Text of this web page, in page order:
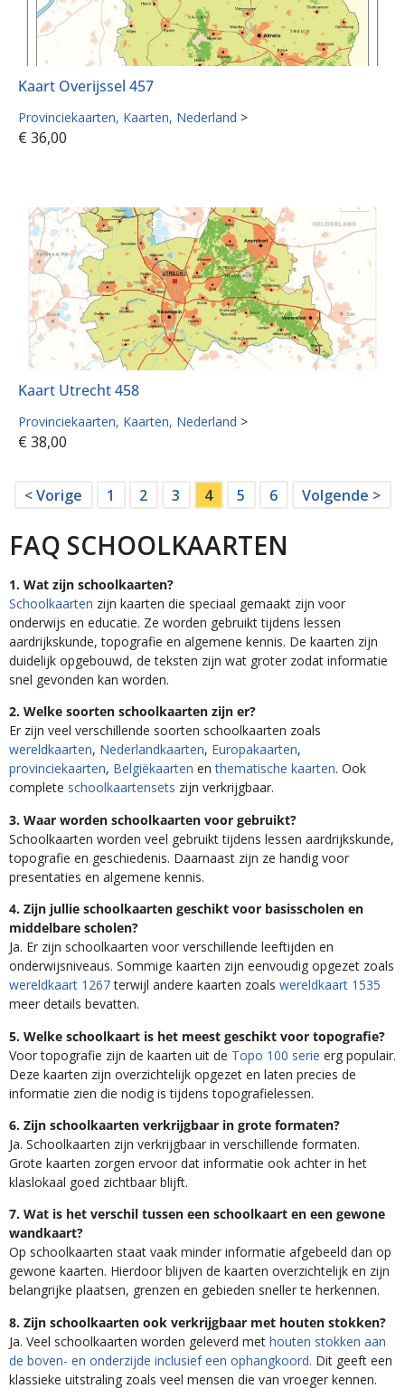
Kaart Overijssel 457
Provinciekaarten Kaarten Nederland >
€ 36,00
Kaart Utrecht 458
Provinciekaarten Kaarten Nederland >
€ 38,00
< Vorige 1 2 3 4 5 6 Volgende >
FAQ SCHOOLKAARTEN
1. Wat zijn schoolkaarten?
Schoolkaarten zijn kaarten die speciaal gemaakt zijn voor
onderwijs en educatie. Ze worden gebruikt tijdens lessen
aardrijkskunde, topografie en algemene kennis. De kaarten zijn
duidelijk opgebouwd, de teksten zijn wat groter zodat informatie
snel gevonden kan worden.
2. Welke soorten schoolkaarten zijn er?
Er zijn veel verschillende soorten schoolkaarten zoals
wereldkaarten, Nederlandkaarten, Europakaarten,
provinciekaarten, Belgiëkaarten enthematische kaarten. Ook
complete schoolkaartensets zijn verkrijgbaar.
3. Waar worden schoolkaarten voor gebruikt?
Schoolkaarten worden veel gebruikt tijdens lessen aardrijkskunde,
topografie en geschiedenis. Daarnaast zijn ze handig voor
presentaties en algemene kennis.
4. Zijn jullie schoolkaarten geschikt voor basisscholen en
middelbare scholen?
Ja. Er zijn schoolkaarten voor verschillende leeftijden en
onderwijsniveaus. Sommige kaarten zijn eenvoudig opgezet zoals
wereldkaart 1267terwijl andere kaarten zoals wereldkaart 1535
meer details bevatten.
5. Welke schoolkaart is het meest geschikt voor topografie?
Voor topografie zijn de kaarten uit de Topo 100 serie erg populair.
Deze kaarten zijn overzichtelijk opgezet en laten precies de
informatie zien die nodig is tijdens topografielessen.
6. Zijn schoolkaarten verkrijgbaar in grote formaten?
Ja. Schoolkaarten zijn verkrijgbaar in verschillende formaten.
Grote kaarten zorgen ervoor dat informatie ook achter in het
klaslokaal goed zichtbaar blijft.
7. Wat is het verschil tussen een schoolkaart en een gewone
wandkaart?
Op schoolkaarten staat vaak minder informatie afgebeeld dan op
gewone kaarten. Hierdoor blijven de kaarten overzichtelijk en zijn
belangrijke plaatsen, grenzen en gebieden sneller te herkennen.
8. Zijn schoolkaarten ook verkrijgbaar met houten stokken?
Ja. Veel schoolkaarten worden geleverd met houten stokken aan
de boven- en onderzijde inclusief een ophangkoord. Dit geeft een
klassieke uitstraling zoals veel mensen die van vroeger kennen.